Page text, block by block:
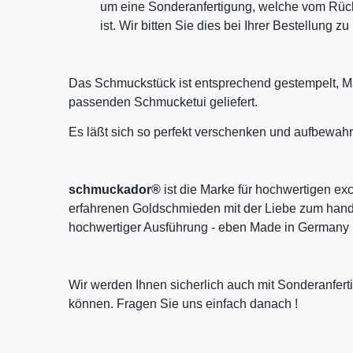
um eine Sonderanfertigung, welche vom
ist. Wir bitten Sie dies bei Ihrer Bestellung zu
Das Schmuckstück ist entsprechend gestempelt,
passenden Schmucketui geliefert.
Es läßt sich so perfekt verschenken und
schmuckador® ist die Marke für hochwertigen
erfahrenen Goldschmieden mit der Liebe zum
hochwertiger Ausführung - eben Made in Germany
Wir werden Ihnen sicherlich auch mit
können. Fragen Sie uns einfach danach !